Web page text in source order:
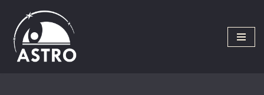
Saltar
al
contenido